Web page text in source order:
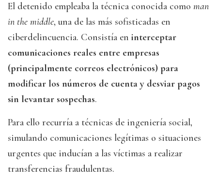
El detenido empleaba la técnica conocida como man
in the middle, una de las más sofisticadas en
ciberdelincuencia. Consistía en interceptar
comunicaciones reales entre empresas
(principalmente correos electrónicos) para
modificar los números de cuenta y desviar pagos
sin levantar sospechas.
Para ello recurría a técnicas de ingeniería social,
simulando comunicaciones legítimas o situaciones
urgentes que inducían a las víctimas a realizar
transferencias fraudulentas.